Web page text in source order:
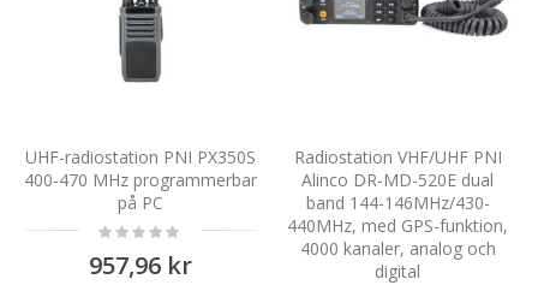
UHF-radiostation PNI PX350S
400-470 MHz programmerbar
på PC
Rating:
0%
957,96 kr
Radiostation VHF/UHF PNI
Alinco DR-MD-520E dual
band 144-146MHz/430-
440MHz, med GPS-funktion,
4000 kanaler, analog och
digital